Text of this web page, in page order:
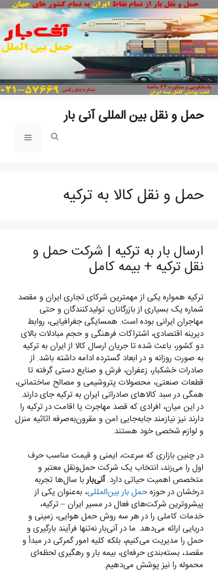
حمل و نقل بین المللی آنی بار
فهرست
حمل و نقل کالا به ترکیه
ارسال بار به ترکیه | شرکت حمل و
نقل ترکیه + بیمه کامل
ترکیه همواره یکی از مهمترین شرکای تجاری ایران و مقصد
شماره یک بسیاری از بازرگانان، تولیدکنندگان و حتی
مهاجران ایرانی بوده است. همسایگی جغرافیایی، روابط
دیرینه اقتصادی، اشتراکات فرهنگی و حجم مبادلات بالای
دو کشور، باعث شده تا جریان ارسال کالا از ایران به ترکیه
به صورت روزانه و در ابعاد گسترده ادامه داشته باشد. از
صادرات خشکبار، زعفران، فرش و صنایع دستی گرفته تا
قطعات صنعتی، محصولات پتروشیمی و مصالح ساختمانی،
همگی در سبد کالاهای صادراتی ایران به ترکیه جای دارند.
در این میان، افرادی که قصد مهاجرت یا اقامت در ترکیه را
دارند نیز نیازمند جابه‌جایی امن و مقرون‌به‌صرفه اثاثیه منزل
و لوازم شخصی خود هستند.
در چنین بازاری که سرعت، ایمنی و قیمت مناسب حرف
اول را می‌زند، انتخاب یک شرکت حمل‌ونقل معتبر و
متخصص اهمیت حیاتی دارد.آنی‌باربا سال‌ها تجربه
درخشان در حوزهحمل بار بین‌المللی، به‌عنوان یکی از
پیشروترین شرکت‌های فعال در مسیر ایران – ترکیه،
خدمات کاملی را در هر سه روش حمل هوایی، زمینی و
دریایی ارائه می‌دهد. ما در آنی‌بار نه‌تنها فرآیند بارگیری و
حمل را مدیریت می‌کنیم، بلکه کلیه امور گمرکی در مبدأ و
مقصد، بسته‌بندی حرفه‌ای، بیمه بار و رهگیری لحظه‌ای
محموله را نیز پوشش می‌دهیم.